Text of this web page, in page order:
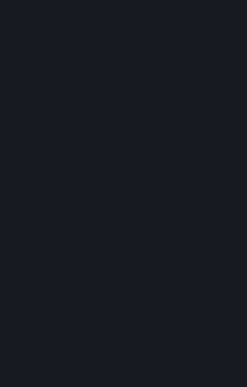
Ее рельеф и строения
мир. Над проектом
смогли насладиться игрой и
Останешься ли ты в стороне
на зов приключения и
- Детально воссозданная
- более 400кв. км.
- Более 20 аномалий, от
под определенные локации,
- Более 30 видов мутантов,
ИИ, собственный ареал